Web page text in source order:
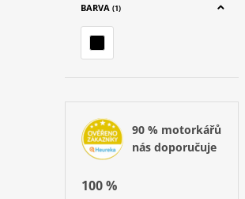
BARVA (1)
90 % motorkářů
nás doporučuje
100 %